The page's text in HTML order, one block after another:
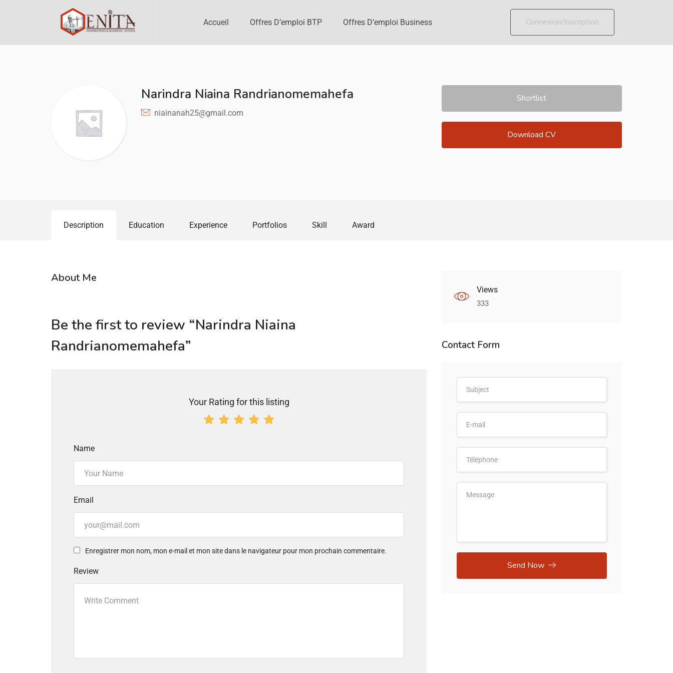
Accueil Offres D’emploi BTP Offres D’emploi Business Connexion/Inscription
Narindra Niaina Randrianomemahefa
niainanah25@gmail.com
Shortlist
Download CV
Description Education Experience Portfolios Skill Award
About Me
Be the first to review “Narindra Niaina
Randrianomemahefa”
Your Rating for this listing
Name
Email
Enregistrer mon nom, mon e-mail et mon site dans le navigateur pour mon prochain commentaire.
Review
Views
333
Contact Form
Send Now